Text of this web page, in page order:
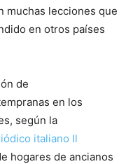
muchas lecciones que
en otros países
de
en los
según la
italiano Il
hogares de ancianos